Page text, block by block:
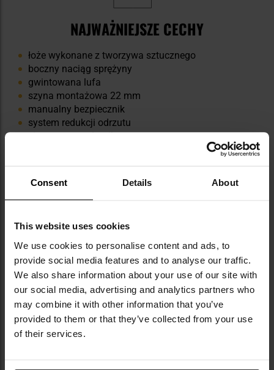
Consent Details About
This website uses cookies
We use cookies to personalise content and ads, to
provide social media features and to analyse our traffic.
We also share information about your use of our site with
our social media, advertising and analytics partners who
may combine it with other information that you’ve
provided to them or that they’ve collected from your use
of their services.
NAJWAŻNIEJSZE CECHY
łoże wykonane z tworzywa sztucznego
boczny naciąg sprężyny
gwintowana lufa
szyna montażowa 22 mm
manualny bezpiecznik
system redukcji odrzutu
zintegrowany tłumik